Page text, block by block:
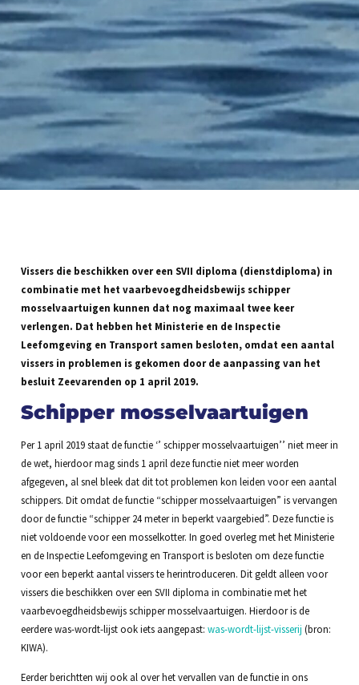
Vissers die beschikken over een SVII diploma (dienstdiploma) in
combinatie met het vaarbevoegdheidsbewijs schipper
mosselvaartuigen kunnen dat nog maximaal twee keer
verlengen. Dat hebben het Ministerie en de Inspectie
Leefomgeving en Transport samen besloten, omdat een aantal
vissers in problemen is gekomen door de aanpassing van het
besluit Zeevarenden op 1 april 2019.
Schipper mosselvaartuigen
Per 1 april 2019 staat de functie ‘’ schipper mosselvaartuigen’’ niet meer in
de wet, hierdoor mag sinds 1 april deze functie niet meer worden
afgegeven, al snel bleek dat dit tot problemen kon leiden voor een aantal
schippers. Dit omdat de functie “schipper mosselvaartuigen” is vervangen
door de functie “schipper 24 meter in beperkt vaargebied”. Deze functie is
niet voldoende voor een mosselkotter. In goed overleg met het Ministerie
en de Inspectie Leefomgeving en Transport is besloten om deze functie
voor een beperkt aantal vissers te herintroduceren. Dit geldt alleen voor
vissers die beschikken over een SVII diploma in combinatie met het
vaarbevoegdheidsbewijs schipper mosselvaartuigen. Hierdoor is de
eerdere was-wordt-lijst ook iets aangepast: was-wordt-lijst-visserij (bron:
KIWA).
Eerder berichtten wij ook al over het vervallen van de functie in ons